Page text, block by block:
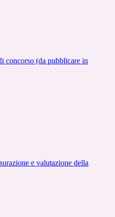
concorso (da pubblicare in
e valutazione della